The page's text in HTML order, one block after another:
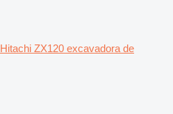
Hitachi ZX120 excavadora de